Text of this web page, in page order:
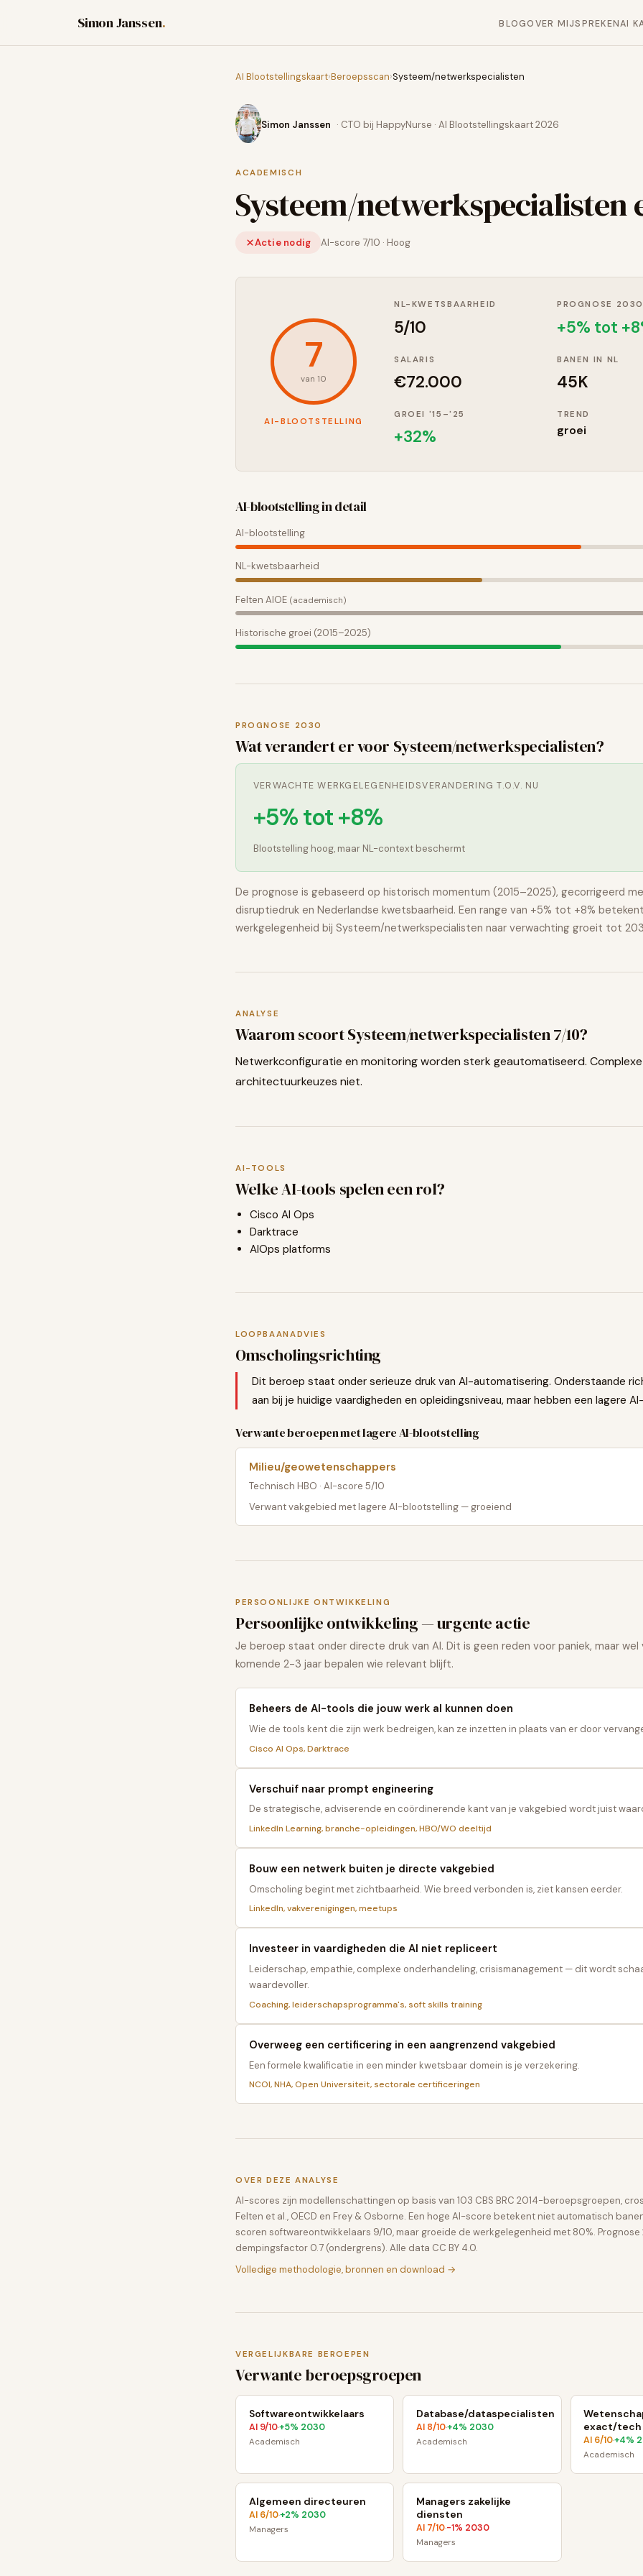
Simon Janssen. BLOGOVER MIJSPREKENAI
AI Blootstellingskaart›Beroepsscan›Systeem/netwerkspecialisten
Simon Janssen · CTO bij HappyNurse · AI Blootstellingskaart 2026
ACADEMISCH
Systeem/netwerkspecialisten
Actie nodig AI-score 7/10 · Hoog
7
van 10
AI-BLOOTSTELLING
NL-KWETSBAARHEID
5/10
PROGNOSE 2030
+5% tot
SALARIS
€72.000
BANEN IN NL
45K
GROEI '15–'25
+32%
TREND
groei
AI-blootstelling in detail
AI-blootstelling
NL-kwetsbaarheid
Felten AIOE (academisch)
Historische groei (2015–2025)
PROGNOSE 2030
Wat verandert er voor Systeem/netwerkspecialisten?
VERWACHTE WERKGELEGENHEIDSVERANDERING T.O.V. NU
+5% tot +8%
Blootstelling hoog, maar NL-context beschermt
De prognose is gebaseerd op historisch momentum (2015–2025), gecorrigeerd
disruptiedruk en Nederlandse kwetsbaarheid. Een range van +5% tot +8%
werkgelegenheid bij Systeem/netwerkspecialisten naar verwachting groeit tot
ANALYSE
Waarom scoortSysteem/netwerkspecialisten7/10?
Netwerkconfiguratie en monitoring worden sterk geautomatiseerd. Complexe
architectuurkeuzes niet.
AI-TOOLS
Welke AI-tools spelen een rol?
Cisco AI Ops
Darktrace
AIOps platforms
LOOPBAANADVIES
Omscholingsrichting
Dit beroep staat onder serieuze druk van AI-automatisering. Onderstaande
aan bij je huidige vaardigheden en opleidingsniveau, maar hebben een lagere
Verwante beroepen met lagere AI-blootstelling
Milieu/geowetenschappers
Technisch HBO · AI-score 5/10
Verwant vakgebied met lagere AI-blootstelling — groeiend
PERSOONLIJKE ONTWIKKELING
Persoonlijke ontwikkeling — urgente actie
Je beroep staat onder directe druk van AI. Dit is geen reden voor paniek, maar wel
komende 2-3 jaar bepalen wie relevant blijft.
Beheers de AI-tools die jouw werk al kunnen doen
Wie de tools kent die zijn werk bedreigen, kan ze inzetten in plaats van er door
Cisco AI Ops, Darktrace
Verschuif naar prompt engineering
De strategische, adviserende en coördinerende kant van je vakgebied wordt juist
LinkedIn Learning, branche-opleidingen, HBO/WO deeltijd
Bouw een netwerk buiten je directe vakgebied
Omscholing begint met zichtbaarheid. Wie breed verbonden is, ziet kansen eerder.
LinkedIn, vakverenigingen, meetups
Investeer in vaardigheden die AI niet repliceert
Leiderschap, empathie, complexe onderhandeling, crisismanagement — dit wordt
waardevoller.
Coaching, leiderschapsprogramma's, soft skills training
Overweeg een certificering in een aangrenzend vakgebied
Een formele kwalificatie in een minder kwetsbaar domein is je verzekering.
NCOI, NHA, Open Universiteit, sectorale certificeringen
OVER DEZE ANALYSE
AI-scores zijn modellenschattingen op basis van 103 CBS BRC 2014-beroepsgroepen,
Felten et al., OECD en Frey & Osborne. Een hoge AI-score betekent niet automatisch
scoren softwareontwikkelaars 9/10, maar groeide de werkgelegenheid met 80%.
dempingsfactor 0.7 (ondergrens). Alle data CC BY 4.0.
Volledige methodologie, bronnen en download →
VERGELIJKBARE BEROEPEN
Verwante beroepsgroepen
Softwareontwikkelaars
AI 9/10·+5% 2030
Academisch
Database/dataspecialisten
AI 8/10·+4% 2030
Academisch
exact/tech
AI 6/10·+4%
Academisch
Algemeen directeuren
AI 6/10·+2% 2030
Managers
Managers zakelijke
diensten
AI 7/10·-1% 2030
Managers